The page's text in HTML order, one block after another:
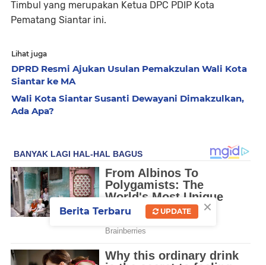
Timbul yang merupakan Ketua DPC PDIP Kota
Pematang Siantar ini.
Lihat juga
DPRD Resmi Ajukan Usulan Pemakzulan Wali Kota
Siantar ke MA
Wali Kota Siantar Susanti Dewayani Dimakzulkan,
Ada Apa?
×
Berita Terbaru UPDATE